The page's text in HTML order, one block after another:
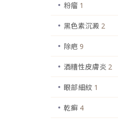
粉瘤 1
黑色素沉澱 2
除疤 9
酒糟性皮膚炎 2
眼部細紋 1
乾癬 4